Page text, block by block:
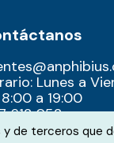
Lunes a
a 19:00
612 052​
de terceros que